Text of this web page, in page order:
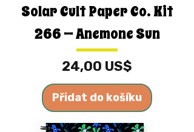
Solar Cult Paper Co. Kit
266 — Anemone Sun
Cena
24,00 US$
Přidat do košíku